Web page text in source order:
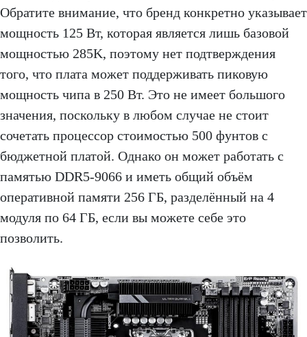
Обратите внимание, что бренд конкретно указывает
мощность 125 Вт, которая является лишь базовой
мощностью 285K, поэтому нет подтверждения
того, что плата может поддерживать пиковую
мощность чипа в 250 Вт. Это не имеет большого
значения, поскольку в любом случае не стоит
сочетать процессор стоимостью 500 фунтов с
бюджетной платой. Однако он может работать с
памятью DDR5-9066 и иметь общий объём
оперативной памяти 256 ГБ, разделённый на 4
модуля по 64 ГБ, если вы можете себе это
позволить.